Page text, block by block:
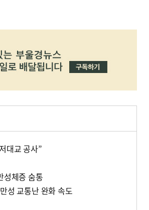
대교 공사”
체증 숨통
성 교통난 완화 속도